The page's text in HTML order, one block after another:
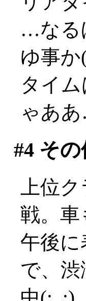
…なる
ゆ事か
タイ
ゃあ
#4その
上位
戦。
午後に
で、